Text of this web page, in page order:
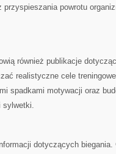
powrotu
również publikacje
realistyczne cele
spadkami motywacji oraz
sylwetki.
dotyczących biegania.